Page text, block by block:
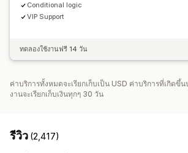
Conditional logic
VIP Support
ทดลองใช้งานฟรี 14 วัน
ค่าบริการทั้งหมดจะเรียกเก็บเป็น USD ค่าบริการที่เกิดขึ้
งานจะเรียกเก็บเงินทุกๆ 30 วัน
รีวิว (2,417)